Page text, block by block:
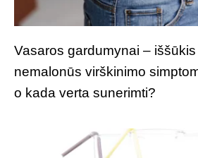
Vasaros gardumynai –
nemalonūs virškinimo
o kada verta sunerimti?